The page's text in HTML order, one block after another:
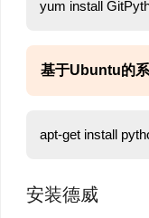
基于Ubuntu的
安装德威